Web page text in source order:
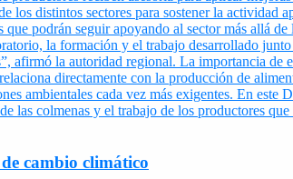
cambio climático